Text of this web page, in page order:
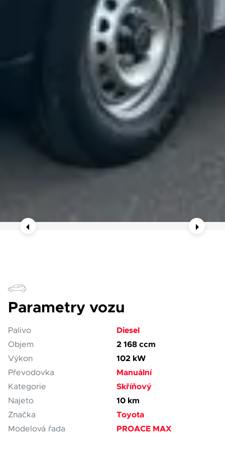
Parametry vozu
Palivo Diesel
Objem 2 168 ccm
Výkon 102 kW
Převodovka Manuální
Kategorie Skříňový
Najeto 10 km
Značka Toyota
Modelová řada PROACE MAX